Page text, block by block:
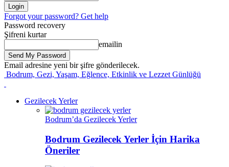
Forgot your password? Get help
Password recovery
Şifreni kurtar
emailin
Email adresine yeni bir şifre gönderilecek.
Bodrum, Gezi, Yaşam, Eğlence, Etkinlik ve Lezzet Günlüğü
Gezilecek Yerler
Bodrum’da Gezilecek Yerler
Bodrum Gezilecek Yerler İçin Harika
Öneriler